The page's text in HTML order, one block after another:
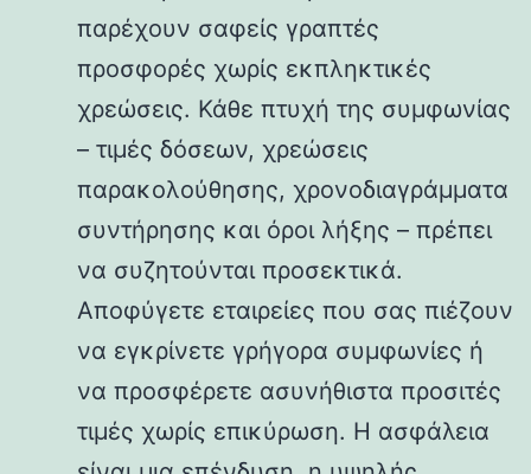
παρέχουν σαφείς γραπτές
προσφορές χωρίς εκπληκτικές
χρεώσεις. Κάθε πτυχή της συμφωνίας
– τιμές δόσεων, χρεώσεις
παρακολούθησης, χρονοδιαγράμματα
συντήρησης και όροι λήξης – πρέπει
να συζητούνται προσεκτικά.
Αποφύγετε εταιρείες που σας πιέζουν
να εγκρίνετε γρήγορα συμφωνίες ή
να προσφέρετε ασυνήθιστα προσιτές
τιμές χωρίς επικύρωση. Η ασφάλεια